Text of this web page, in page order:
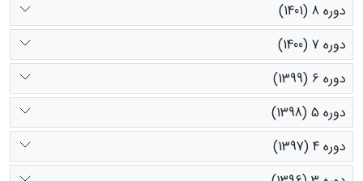
دوره 8 (1401)
دوره 7 (1400)
دوره 6 (1399)
دوره 5 (1398)
دوره 4 (1397)